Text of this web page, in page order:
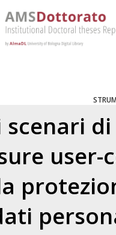
scenari
user-